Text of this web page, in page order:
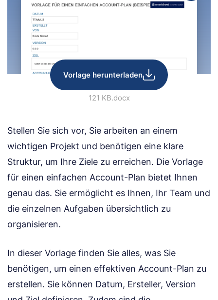
Vorlage herunterladen
121 KB.docx
Stellen Sie sich vor, Sie arbeiten an einem
wichtigen Projekt und benötigen eine klare
Struktur, um Ihre Ziele zu erreichen. Die Vorlage
für einen einfachen Account-Plan bietet Ihnen
genau das. Sie ermöglicht es Ihnen, Ihr Team und
die einzelnen Aufgaben übersichtlich zu
organisieren.
In dieser Vorlage finden Sie alles, was Sie
benötigen, um einen effektiven Account-Plan zu
erstellen. Sie können Datum, Ersteller, Version